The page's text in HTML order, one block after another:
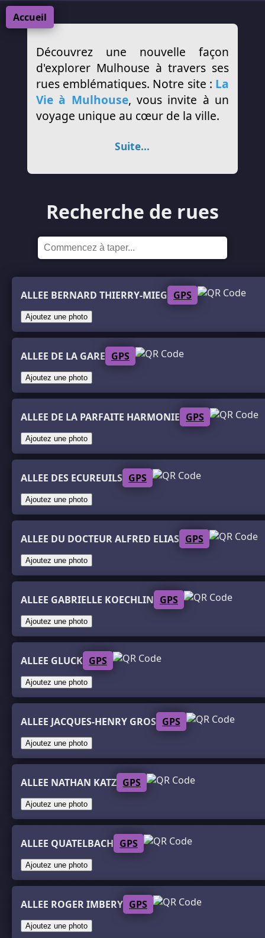
Accueil
Découvrez une nouvelle façon
d'explorer Mulhouse à travers ses
rues emblématiques. Notre site : La
Vie à Mulhouse, vous invite à un
voyage unique au cœur de la ville.
Suite...
Recherche de rues
ALLEE BERNARD THIERRY-MIEG GPS
Ajoutez une photo
ALLEE DE LA GARE GPS
Ajoutez une photo
ALLEE DE LA PARFAITE HARMONIE GPS
Ajoutez une photo
ALLEE DES ECUREUILS GPS
Ajoutez une photo
ALLEE DU DOCTEUR ALFRED ELIAS GPS
Ajoutez une photo
ALLEE GABRIELLE KOECHLIN GPS
Ajoutez une photo
ALLEE GLUCK GPS
Ajoutez une photo
ALLEE JACQUES-HENRY GROS GPS
Ajoutez une photo
ALLEE NATHAN KATZ GPS
Ajoutez une photo
ALLEE QUATELBACH GPS
Ajoutez une photo
ALLEE ROGER IMBERY GPS
Ajoutez une photo